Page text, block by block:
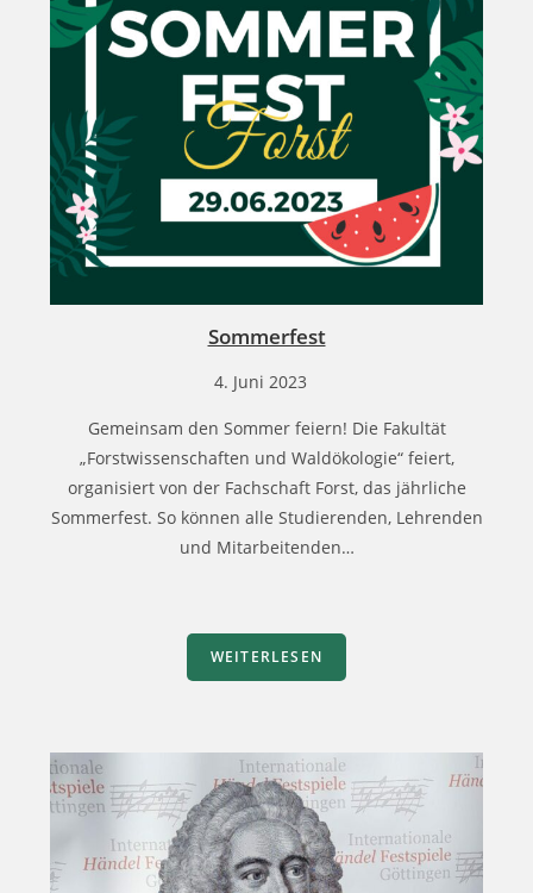
Sommerfest
4. Juni 2023
Gemeinsam den Sommer feiern! Die Fakultät
„Forstwissenschaften und Waldökologie“ feiert,
organisiert von der Fachschaft Forst, das jährliche
Sommerfest. So können alle Studierenden, Lehrenden
und Mitarbeitenden…
WEITERLESEN